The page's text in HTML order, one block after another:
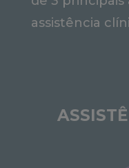
assistência